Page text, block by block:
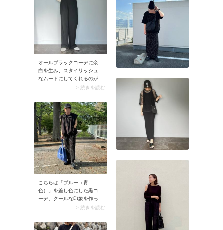
ング丈のカーディガンを
ON。おしり周りをさりげな
く目隠ししながら、フレア
レギンスならではのきれい
なシルエットが際立つコー
デが楽しめます。
オールブラックコーデに余
白を生み、スタイリッシュ
なムードにしてくれるのが
白バッグ。全身黒でまとめ
ッグで少し白を足すだけで
抜け感とコントラストが生
まれ、一気にスタイリッシ
ュな印象に。ホワイトコー
デと同様に、こちらもバッ
グの白色をどこかで一カ所
カラーリンクするのがおす
すめ。スナップでは靴で白
を取り入れていますが、重
ね着のインナーや靴下で白
を覗かせるのもGOODで
す。さらにはオールブラッ
クコーデだけでなく、ダー
クトーン全般に白バッグは
い色の服装に取り入れてコ
> 続きを読む
こちらは「ブルー（青
色）」を差し色にした黒コ
ーデ。クールな印象を作っ
てくれるブルーは、同じく
相性！ 涼しげな印象もプラ
> 続きを読む